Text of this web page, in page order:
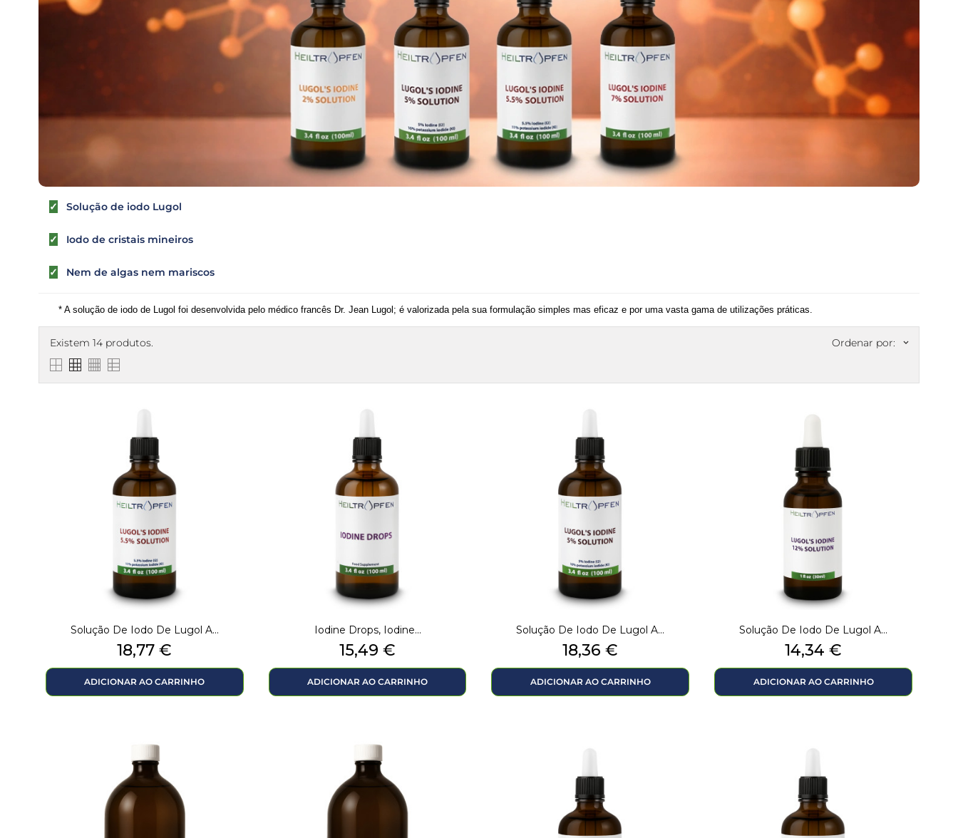
✓ Solução de iodo Lugol
✓ Iodo de cristais mineiros
✓ Nem de algas nem mariscos
* A solução de iodo de Lugol foi desenvolvida pelo médico francês Dr. Jean Lugol; é valorizada pela sua formulação simples mas eficaz e por uma vasta gama de utilizações práticas.
Existem 14 produtos. Ordenar por: keyboard_arrow_down
Solução De Iodo De Lugol A...
Preço
18,77 €
ADICIONAR AO CARRINHO
Iodine Drops, Iodine...
Preço
15,49 €
ADICIONAR AO CARRINHO
Solução De Iodo De Lugol A...
Preço
18,36 €
ADICIONAR AO CARRINHO
Solução De Iodo De Lugol A...
Preço
14,34 €
ADICIONAR AO CARRINHO